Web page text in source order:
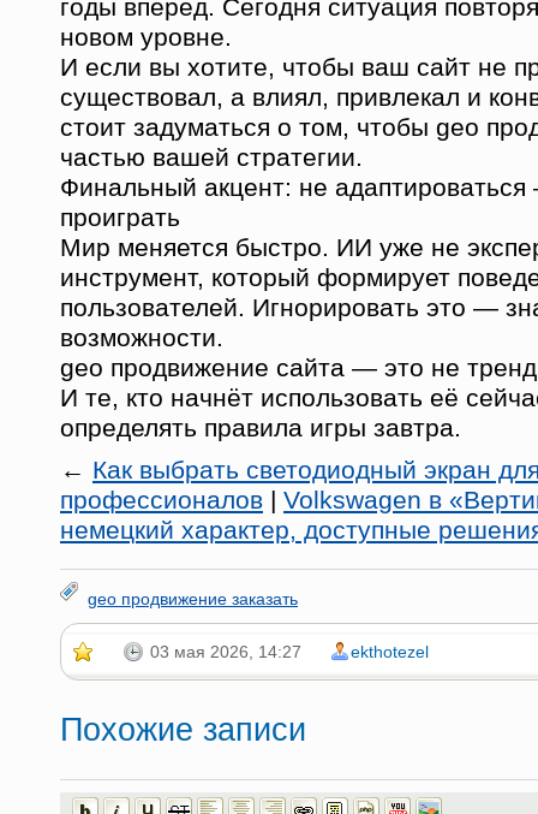
годы вперёд. Сегодня ситуация
новом уровне.
И если вы хотите, чтобы ваш сайт не
существовал, а влиял, привлекал и
стоит задуматься о том, чтобы geo
частью вашей стратегии.
Финальный акцент: не
проиграть
Мир меняется быстро. ИИ уже не
инструмент, который формирует
пользователей. Игнорировать это —
возможности.
geo продвижение сайта — это не
И те, кто начнёт использовать её
определять правила игры завтра.
← Как выбрать светодиодный экран
профессионалов | Volkswagen в
немецкий характер, доступные
geo продвижение заказать
03 мая 2026, 14:27 ekthotezel
Похожие записи